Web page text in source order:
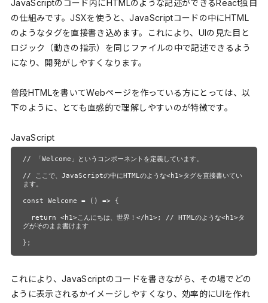
JavaScriptのコード内にHTMLのような記述ができるReact独自
の仕組みです。JSXを使うと、JavaScriptコードの中にHTML
のようなタグを直接書き込めます。これにより、UIの見た目と
ロジック（動きの指示）を同じファイルの中で記述できるよう
になり、開発がしやすくなります。
普段HTMLを書いてWebページを作っている方にとっては、以
下のように、とても直感的で理解しやすいのが特徴です。
JavaScript
// 「Welcome」というコンポーネントを定義しています。
// ここで、JavaScriptの中にHTMLのような<h1>タグを直接書いてい
ます。
const Welcome = () => {
return <h1>こんにちは、世界！</h1>; // HTMLのような<h1>タ
グがそのまま書けます
};
これにより、JavaScriptのコードを書きながら、その場でどの
ように表示されるかイメージしやすくなり、効率的にUIを作れ